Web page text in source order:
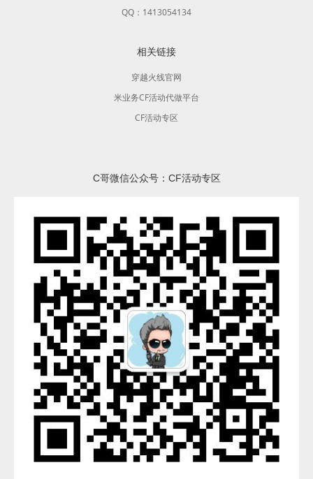
QQ：1413054134
相关链接
穿越火线官网
米业务CF活动代做平台
CF活动专区
C哥微信公众号：CF活动专区